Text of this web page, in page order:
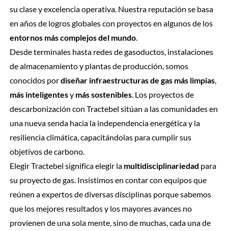
su clase y excelencia operativa. Nuestra reputación se basa
en años de logros globales con proyectos en algunos de los
entornos más complejos del mundo.
Desde terminales hasta redes de gasoductos, instalaciones
de almacenamiento y plantas de producción, somos
conocidos pordiseñar infraestructuras de gas más limpias,
más inteligentesy más sostenibles. Los proyectos de
descarbonización con Tractebel sitúan a las comunidades en
una nueva senda hacia la independencia energética y la
resiliencia climática, capacitándolas para cumplir sus
objetivos de carbono.
Elegir Tractebel significa elegir la multidisciplinariedad para
su proyecto de gas. Insistimos en contar con equipos que
reúnen a expertos de diversas disciplinas porque sabemos
que los mejores resultados y los mayores avances no
provienen de una sola mente, sino de muchas, cada una de